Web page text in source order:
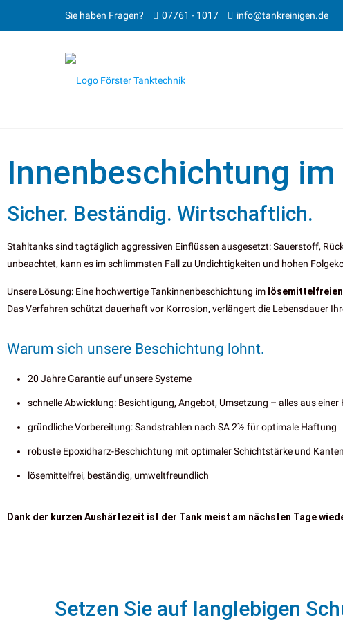
Sie haben Fragen? 07761 - 1017 info@tankreinigen.de
Innenbeschichtung
Sicher. Beständig. Wirtschaftlich.
Stahltanks sind tagtäglich aggressiven Einflüssen ausgesetzt: Sauerstoff,
unbeachtet, kann es im schlimmsten Fall zu Undichtigkeiten und hohen
Unsere Lösung: Eine hochwertige Tankinnenbeschichtung im
Das Verfahren schützt dauerhaft vor Korrosion, verlängert die Lebensdauer
Warum sich unsere Beschichtung lohnt.
20 Jahre Garantie auf unsere Systeme
schnelle Abwicklung: Besichtigung, Angebot, Umsetzung – alles aus einer
gründliche Vorbereitung: Sandstrahlen nach SA 2½ für optimale Haftung
robuste Epoxidharz-Beschichtung mit optimaler Schichtstärke und
lösemittelfrei, beständig, umweltfreundlich
Dank der kurzen Aushärtezeit ist der Tank meist am nächsten Tage
Setzen Sie auf langlebigen